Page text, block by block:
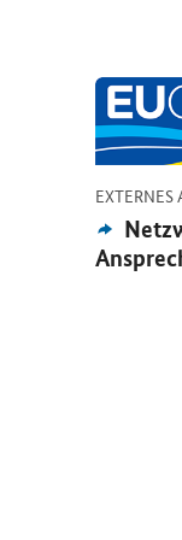
EXTERNES
Öffnet